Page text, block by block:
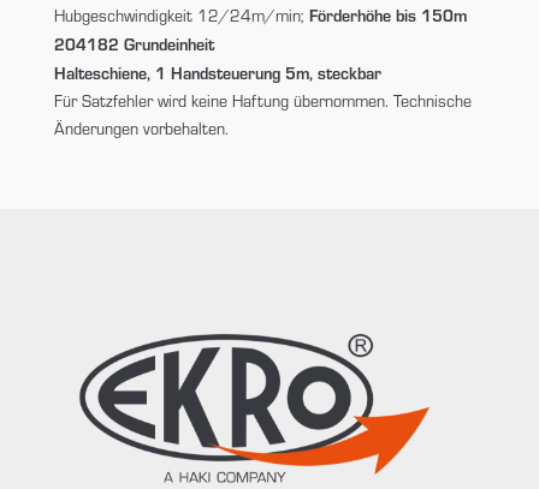
Hubgeschwindigkeit 12/24m/min; Förderhöhe bis 150m
204182 Grundeinheit
Halteschiene, 1 Handsteuerung 5m, steckbar
Für Satzfehler wird keine Haftung übernommen. Technische
Änderungen vorbehalten.